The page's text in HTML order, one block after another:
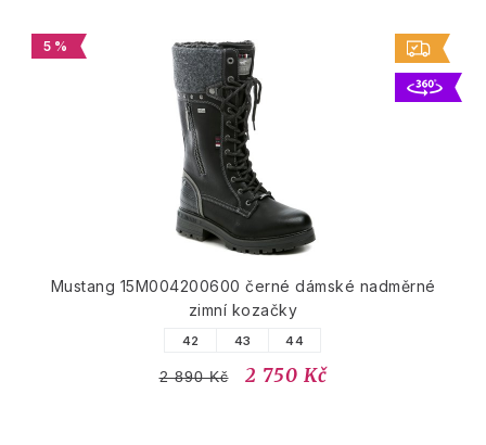
5 %
Mustang 15M004200600 černé dámské nadměrné
zimní kozačky
42 43 44
2 890 Kč 2 750 Kč